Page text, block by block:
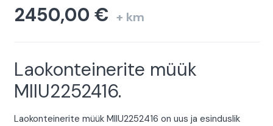
2450,00 € + km
Laokonteinerite müük
MIIU2252416.
Laokonteinerite müük MIIU2252416 on uus ja esinduslik